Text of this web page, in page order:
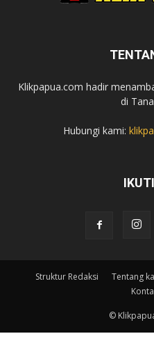
Klikpapua.com hadir
di
Hubungi kami:
Struktur Redaksi Tentang
©